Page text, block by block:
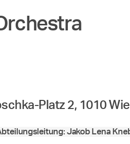
Platz 2, 1010
Jakob Lena